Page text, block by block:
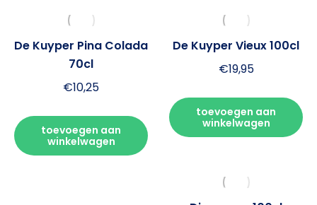
De Kuyper Pina Colada
70cl
€10,25
toevoegen aan
winkelwagen
De Kuyper Vieux 100cl
€19,95
toevoegen aan
winkelwagen